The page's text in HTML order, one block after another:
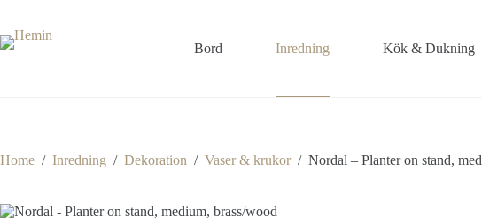
Bord Inredning Kök & Dukning
Home / Inredning / Dekoration / Vaser & krukor / Nordal – Planter on stand,